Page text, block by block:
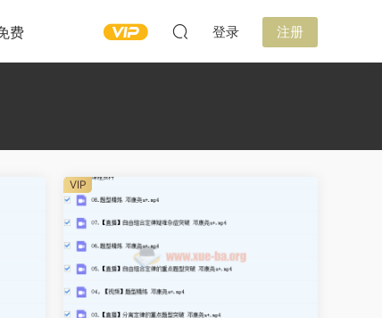
费 登录 注册
VIP